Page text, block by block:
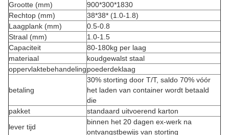
Grootte (mm)
900*300*1830
Rechtop (mm)
38*38* (1.0-1.8)
Laagplank (mm)
0.5-0.8
Straal (mm)
1.0-1.5
Capaciteit
80-180kg per laag
materiaal
koudgewalst staal
oppervlaktebehandelingpoederdeklaag
betaling
30% storting door T/T, saldo 70% vóór
het laden van container wordt betaald
die
pakket
standaard uitvoerend karton
lever tijd
binnen het 20 dagen ex-werk na
ontvangstbewijs van storting